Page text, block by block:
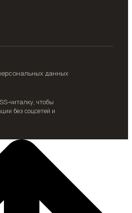
данных
читалку, чтобы
без соцсетей и